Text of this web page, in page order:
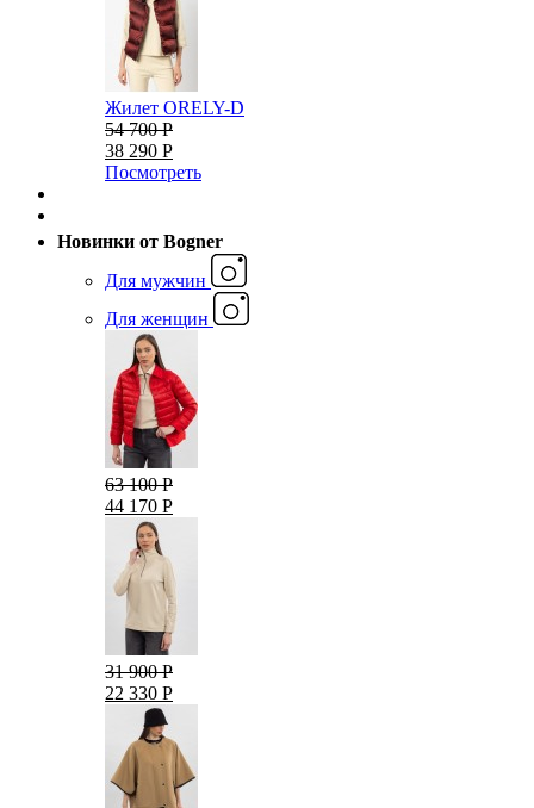
Жилет ORELY-D
54 700 Р
38 290 Р
Посмотреть
Новинки от Bogner
Для мужчин
Для женщин
63 100 Р
44 170 Р
31 900 Р
22 330 Р